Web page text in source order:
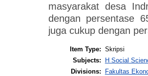
masyarakat desa
dengan persentase
juga cukup dengan
Item Type: Skripsi
Subjects:
H Social
Divisions:
Fakultas